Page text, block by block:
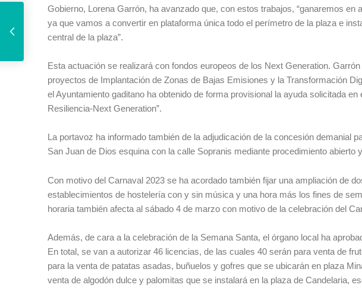
Gobierno, Lorena Garrón, ha avanzado que, con estos trabajos, “ganaremos en
ya que vamos a convertir en plataforma única todo el perímetro de la plaza e
central de la plaza”.
Esta actuación se realizará con fondos europeos de los Next Generation.
proyectos de Implantación de Zonas de Bajas Emisiones y la Transformación
el Ayuntamiento gaditano ha obtenido de forma provisional la ayuda solicitada
Resiliencia-Next Generation”.
La portavoz ha informado también de la adjudicación de la concesión demanial
San Juan de Dios esquina con la calle Sopranis mediante procedimiento abierto
Con motivo del Carnaval 2023 se ha acordado también fijar una ampliación de
establecimientos de hostelería con y sin música y una hora más los fines de
horaria también afecta al sábado 4 de marzo con motivo de la celebración del
Además, de cara a la celebración de la Semana Santa, el órgano local ha
En total, se van a autorizar 46 licencias, de las cuales 40 serán para venta de
para la venta de patatas asadas, buñuelos y gofres que se ubicarán en plaza
venta de algodón dulce y palomitas que se instalará en la plaza de Candelaria,
El Ayuntamiento, SEPIDES y Zona Franca firman un protocolo para impulsar el desarrollo urbanístico de Navalips